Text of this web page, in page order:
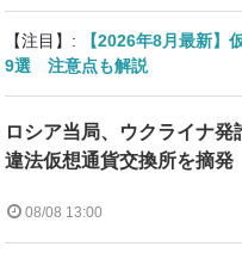
【注目】:
【2026年8月最新】
9選 注意点も解説
ロシア当局、ウクライナ発
違法仮想通貨交換所を摘
08/08 13:00